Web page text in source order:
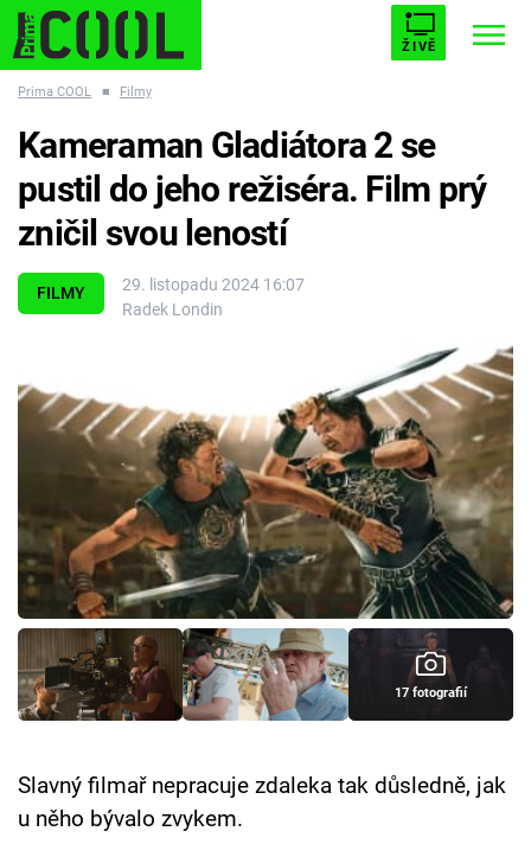
ŽIVĚ
ESCAPE PLNEJ KOTEL AVENGERS 5
Témata
Seriály
Cool Esport
Pořady
TV Program
Přihlášení
Prima COOL ■ Filmy
FILMY
29. listopadu 2024 16:07
Radek Londin
Kameraman Gladiátora 2 se
pustil do jeho režiséra. Film prý
zničil svou leností
17 fotografií
Slavný filmař nepracuje zdaleka tak důsledně, jak
u něho bývalo zvykem.